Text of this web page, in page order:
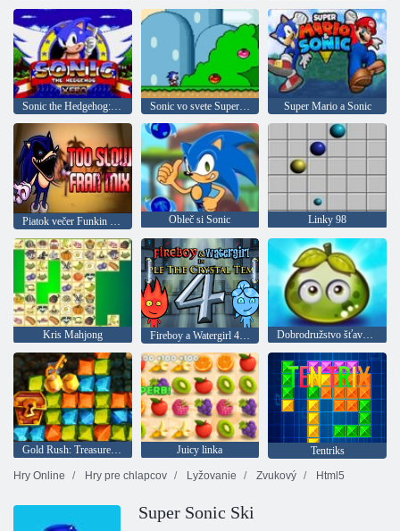
Sonic the Hedgehog: xero Sonic vo svete Super Mario Super Mario a Sonic
Obleč si Sonic Linky 98
Kris Mahjong Fireboy a Watergirl 4: Crystal Temple Dobrodružstvo šťavnatých bobúľ
Gold Rush: Treasure Hunter Juicy linka
Tentriks
Hry Online
Hry pre chlapcov Lyžovanie Zvukový Html5
Super Sonic Ski